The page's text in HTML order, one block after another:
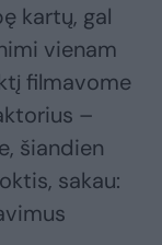
kartų, gal
vienam
filmavome
–
šiandien
sakau: